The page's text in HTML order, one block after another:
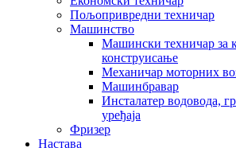
Пољопривредни техничар
Машинство
Машински техничар за
конструисање
Механичар моторних
Машинбравар
Инсталатер водовода,
уређаја
Фризер
Настава